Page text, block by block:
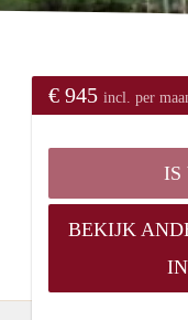
€ 945 incl. per
IS
BEKIJK